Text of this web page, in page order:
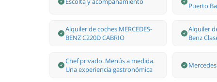
Puerto
Alquiler de coches MERCEDES-
BENZ C220D CABRIO
Alquiler
Benz
Chef privado. Menús a medida.
Una experiencia gastronómica